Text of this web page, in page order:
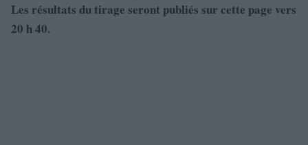
Les résultats du tirage seront publiés sur cette page vers
20 h 40.